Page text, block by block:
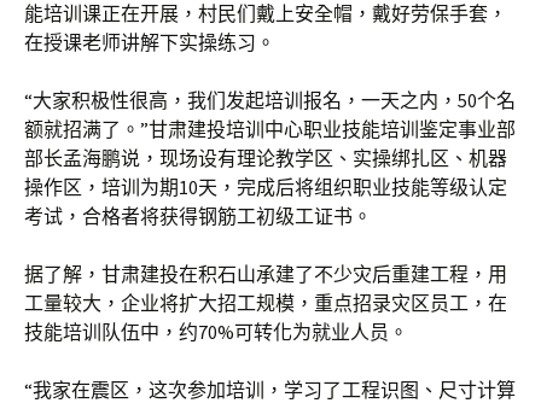
能培训课正在开展，村民们戴上安全帽，戴好劳保手套，
在授课老师讲解下实操练习。
“大家积极性很高，我们发起培训报名，一天之内，50个名
额就招满了。”甘肃建投培训中心职业技能培训鉴定事业部
部长孟海鹏说，现场设有理论教学区、实操绑扎区、机器
操作区，培训为期10天，完成后将组织职业技能等级认定
考试，合格者将获得钢筋工初级工证书。
据了解，甘肃建投在积石山承建了不少灾后重建工程，用
工量较大，企业将扩大招工规模，重点招录灾区员工，在
技能培训队伍中，约70%可转化为就业人员。
“我家在震区，这次参加培训，学习了工程识图、尺寸计算